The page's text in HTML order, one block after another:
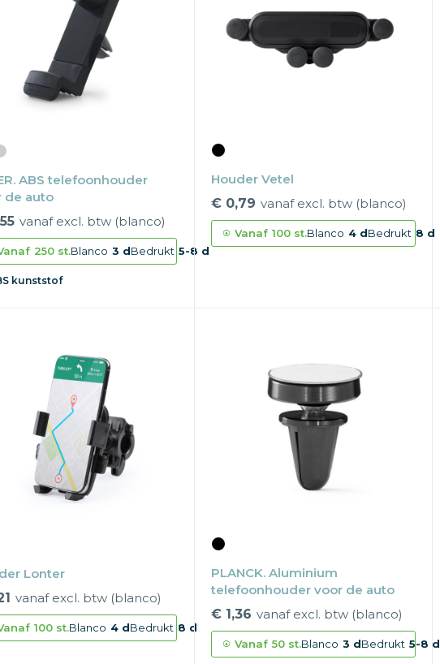
ABS telefoonhouder
de auto
vanaf excl. btw (blanco)
250 st.Blanco 3 dBedrukt 5-8 d
kunststof
Houder Vetel
€ 0,79 vanaf excl. btw (blanco)
Vanaf 100 st.Blanco 4 dBedrukt 8 d
Lonter
vanaf excl. btw (blanco)
100 st.Blanco 4 dBedrukt 8 d
PLANCK. Aluminium
telefoonhouder voor de auto
€ 1,36 vanaf excl. btw (blanco)
Vanaf 50 st.Blanco 3 dBedrukt 5-8 d